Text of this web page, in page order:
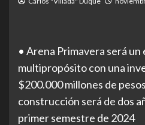
• Arena Primavera será un
multipropósito con una
$200.000 millones de
construcción será de dos
primer semestre de 2024